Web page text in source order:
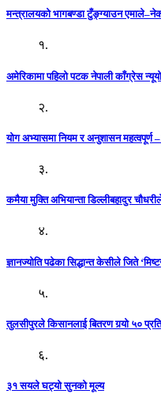
मन्त्रालयको भागबण्डा टुँङ्ग्याउन
१.
अमेरिकामा पहिलो पटक नेपाली काँग्रेस
२.
योग अभ्यासमा नियम र अनुशासन महत्वपूर्ण
३.
कमैया मुक्ति अभियान्ता डिल्लीबहादुर
४.
ज्ञानज्योति पढेका सिद्धान्त केसीले जिते
५.
तुलसीपुरले किसानलाई बितरण गर्‍यो ५०
६.
३१ सयले घट्यो सुनको मूल्य